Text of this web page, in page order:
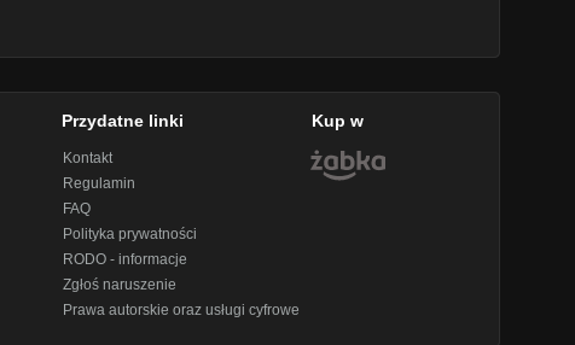
Przydatne linki
Kontakt
Regulamin
FAQ
Polityka prywatności
RODO - informacje
Zgłoś naruszenie
Prawa autorskie oraz usługi cyfrowe
Kup w